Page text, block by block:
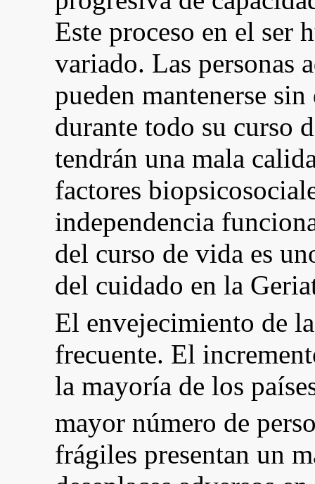
Este proceso en el ser
variado. Las personas
pueden mantenerse
durante todo su curso
tendrán una mala
factores
independencia
del curso de vida es
del cuidado en la
El envejecimiento de
frecuente. El
la mayoría de los
mayor número de
frágiles presentan un